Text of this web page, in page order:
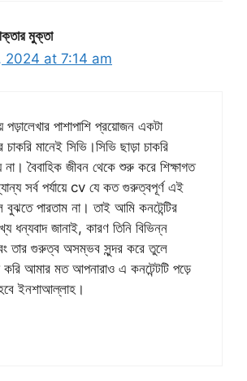
মুক্তা
2024 at 7:14 am
পড়ালেখার পাশাপাশি প্রয়োজন একটা
মানেই সিভি।সিভি ছাড়া চাকরি
না। বৈবাহিক জীবন থেকে শুরু করে শিক্ষাগত
সর্ব পর্যায়ে cv যে কত গুরুত্বপূর্ণ এই
বুঝতে পারতাম না। তাই আমি কনটেন্টির
ধন্যবাদ জানাই, কারণ তিনি বিভিন্ন
তার গুরুত্ব অসম্ভব সুন্দর করে তুলে
আমার মত আপনারাও এ কনটেন্টটি পড়ে
ইনশাআল্লাহ।